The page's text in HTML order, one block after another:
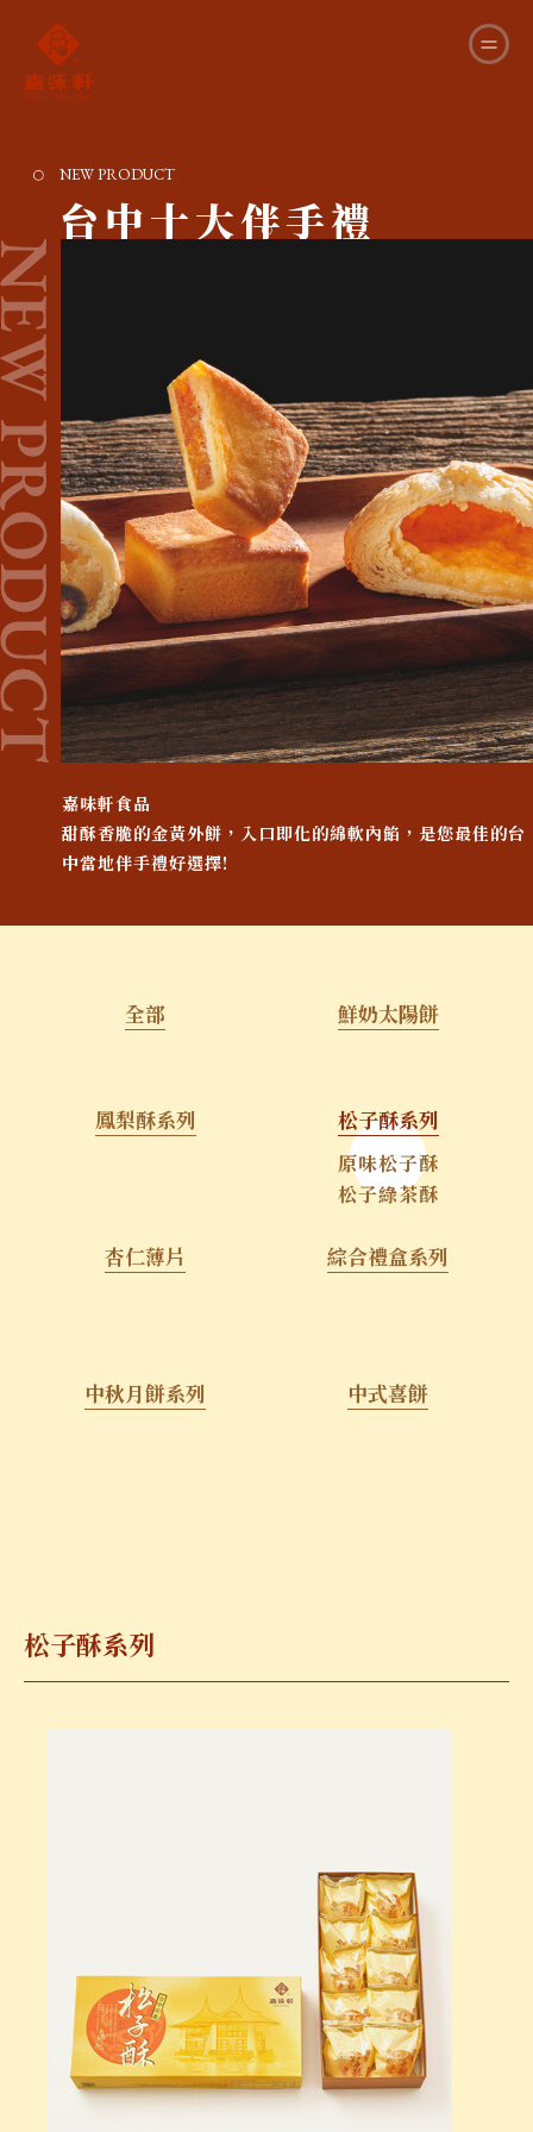
NEW PRODUCT
台中十大伴手禮
嘉味軒食品
甜酥香脆的金黃外餅，入口即化的綿軟內餡，是您最佳的台
中當地伴手禮好選擇!
全部 鮮奶太陽餅
鳳梨酥系列 松子酥系列
原味松子酥
松子綠茶酥
杏仁薄片 綜合禮盒系列
中秋月餅系列 中式喜餅
松子酥系列
品項 數量 價錢